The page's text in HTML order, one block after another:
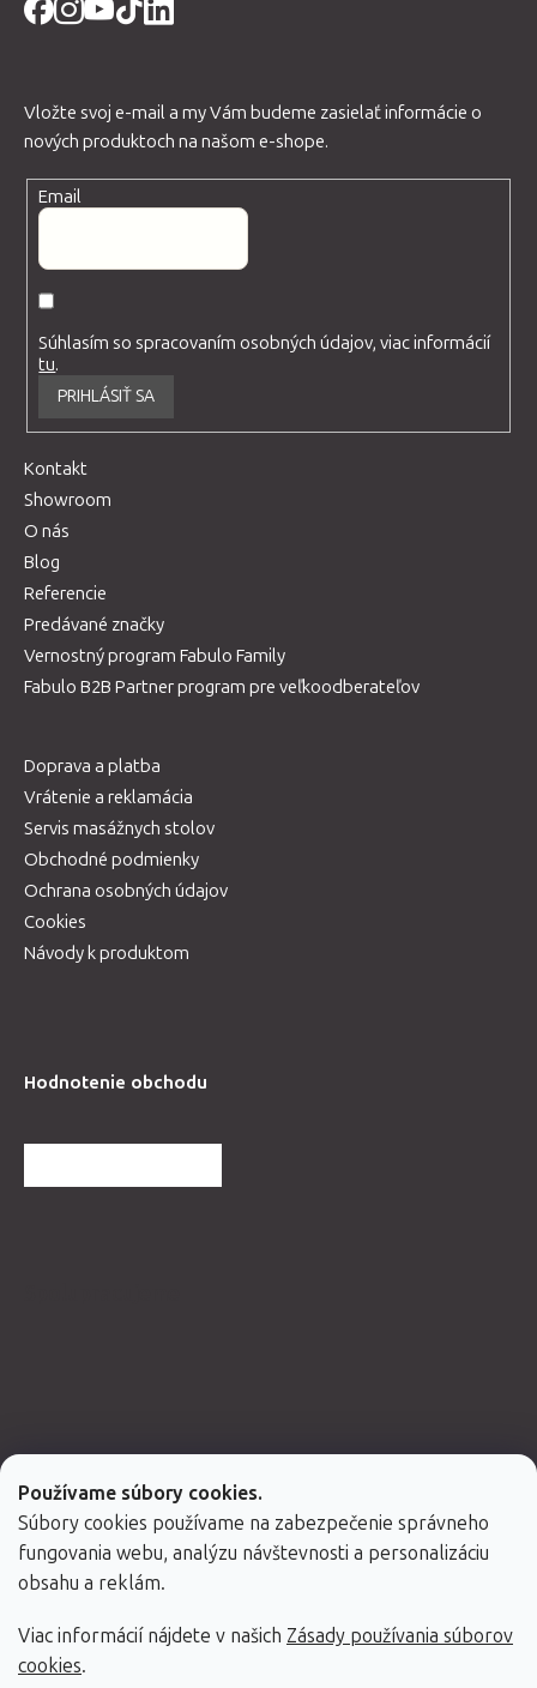
Používame súbory cookies.
Súbory cookies používame na zabezpečenie správneho
fungovania webu, analýzu návštevnosti a personalizáciu
obsahu a reklám.
Viac informácií nájdete v našich Zásady používania súborov
cookies.
Vložte svoj e-mail a my Vám budeme zasielať informácie o
nových produktoch na našom e-shope.
Email
Súhlasím so spracovaním osobných údajov, viac informácií
tu.
PRIHLÁSIŤ SA
Kontakt
Showroom
O nás
Blog
Referencie
Predávané značky
Vernostný program Fabulo Family
Fabulo B2B Partner program pre veľkoodberateľov
Doprava a platba
Vrátenie a reklamácia
Servis masážnych stolov
Obchodné podmienky
Ochrana osobných údajov
Cookies
Návody k produktom
Hodnotenie obchodu
Vytvoril Shoptet Premium